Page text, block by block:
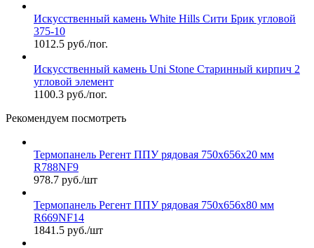
Искусственный камень White Hills Сити Брик угловой
375-10
1012.5 руб./пог.
Искусственный камень Uni Stone Старинный кирпич 2
угловой элемент
1100.3 руб./пог.
Рекомендуем посмотреть
Термопанель Регент ППУ рядовая 750х656х20 мм
R788NF9
978.7 руб./шт
Термопанель Регент ППУ рядовая 750х656х80 мм
R669NF14
1841.5 руб./шт